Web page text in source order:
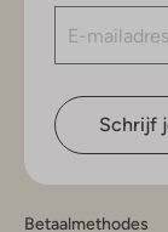
Schrijf
Betaalmethodes